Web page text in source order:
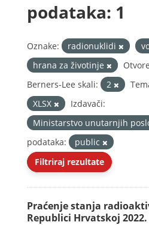
podataka: 1
Oznake: radionuklidi
hrana za životinje
Berners-Lee skali:
2
XLSX
Izdavači:
Ministarstvo unutarnjih
podataka:
public
Filtriraj rezultate
Praćenje stanja
Republici Hrvatskoj 2022.